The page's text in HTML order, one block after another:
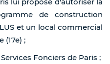
de construction
et un local commercial
(17e) ;
Fonciers de Paris ;